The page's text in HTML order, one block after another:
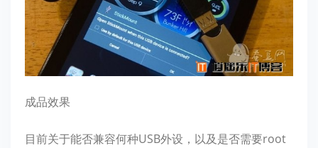
成品效果
目前关于能否兼容何种USB外设，以及是否需要root